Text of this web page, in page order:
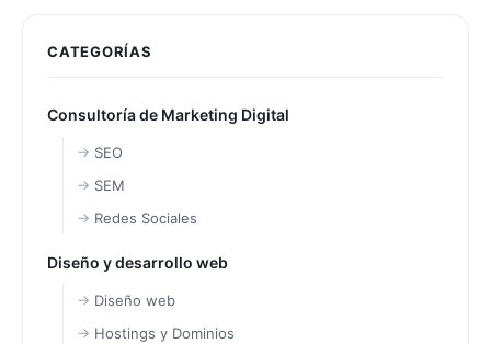
CATEGORÍAS
Consultoría de Marketing Digital
SEO
SEM
Redes Sociales
Diseño y desarrollo web
Diseño web
Hostings y Dominios